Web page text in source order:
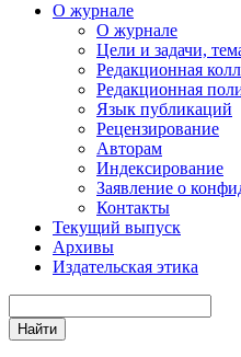
О журнале
О журнале
Цели и задачи,
Редакционная
Редакционная
Язык публикаций
Рецензирование
Авторам
Индексирование
Заявление о
Контакты
Текущий выпуск
Архивы
Издательская этика
Найти